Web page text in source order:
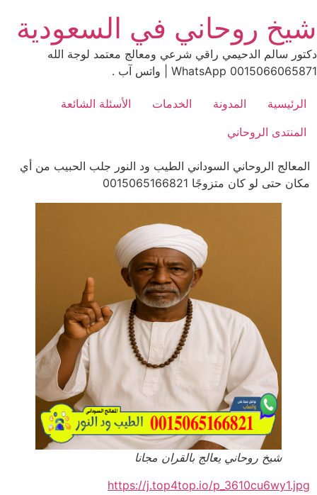
to
content
شيخ روحاني في السعودية
دكتور سالم الدحيمي راقي شرعي ومعالج معتمد لوجة الله
0015066065871 WhatsApp | واتس آب .
الرئيسية المدونة الخدمات
الأسئلة الشائعة
المنتدى الروحاني
المعالج الروحاني السوداني الطيب ود النور جلب الحبيب من أي
مكان حتى لو كان متزوجًا 0015065166821
شيخ روحاني يعالج بالقران مجانا
https://j.top4top.io/p_3610cu6wy1.jpg